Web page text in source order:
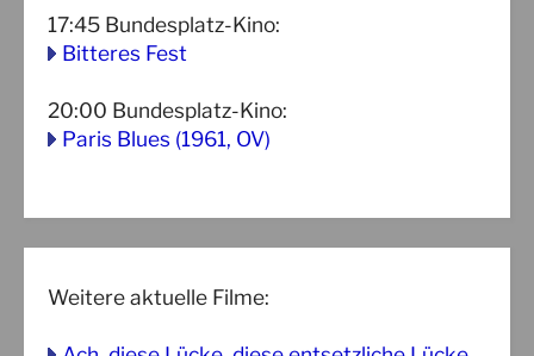
17:45 Bundesplatz-Kino:
Bitteres Fest
20:00 Bundesplatz-Kino:
Paris Blues (1961, OV)
Weitere aktuelle Filme: